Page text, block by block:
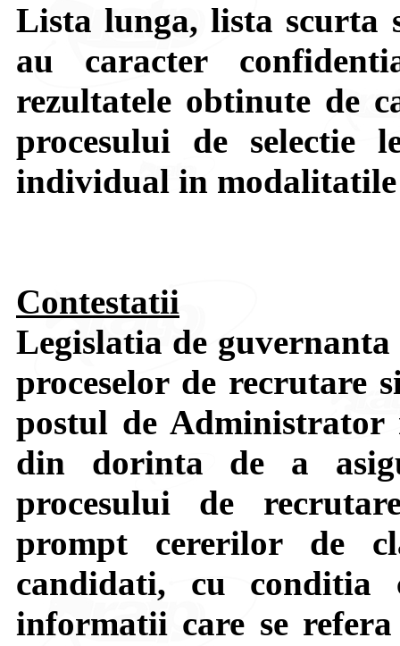
Lista lunga, lista scurta
au caracter
rezultatele obtinute de
procesului de selectie
individual in modalitatile
Contestatii
Legislatia de
proceselor de recrutare
postul de Administrator
din dorinta de a
procesului de
prompt cererilor de
candidati, cu conditia
informatii care se